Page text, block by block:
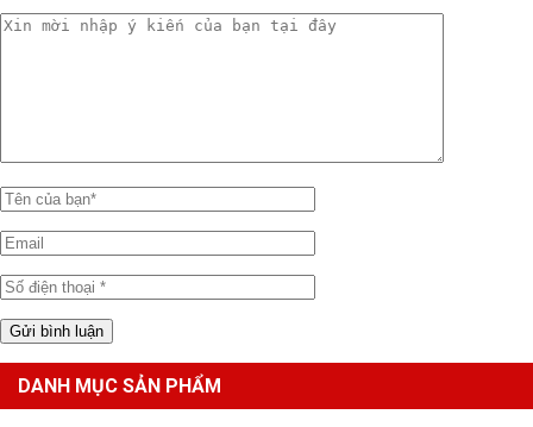
DANH MỤC SẢN PHẨM